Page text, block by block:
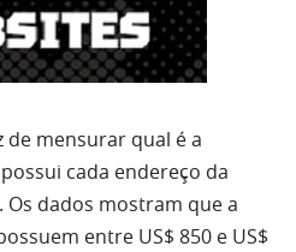
de mensurar qual é a
cada endereço da
dados mostram que a
entre US$ 850 e US$